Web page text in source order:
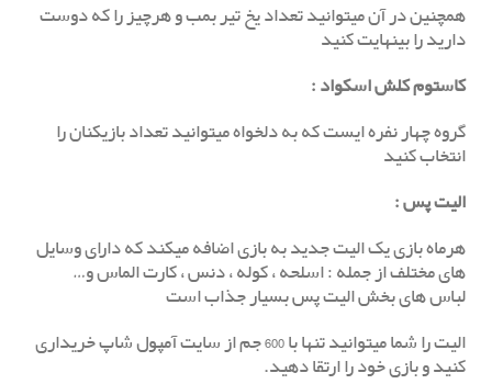
همچنین در آن میتوانید تعداد یخ تیر بمب و هرچیز را که دوست
دارید را بینهایت کنید
کاستوم کلش اسکواد :
گروه چهار نفره ایست که به دلخواه میتوانید تعداد بازیکنان را
انتخاب کنید
الیت پس:
هرماه بازی یک الیت جدید به بازی اضافه میکند که دارای وسایل
های مختلف از جمله : اسلحه ، کوله ، دنس ، کارت الماس و…
لباس های بخش الیت پس بسیار جذاب است
الیت را شما میتوانید تنها با 600 جم از سایت آمپول شاپ خریداری
کنید و بازی خود را ارتقا دهید.